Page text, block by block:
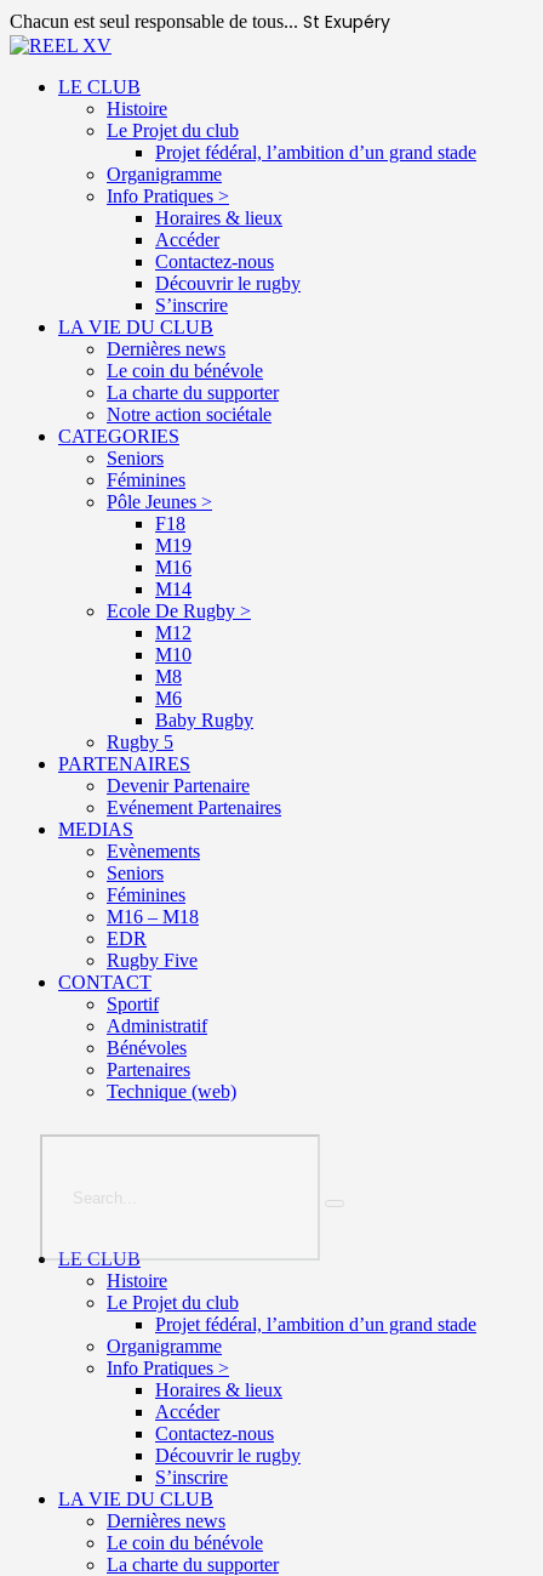
Chacun est seul responsable de tous... St Exupéry
LE CLUB
Histoire
Le Projet du club
Projet fédéral, l’ambition d’un grand stade
Organigramme
Info Pratiques >
Horaires & lieux
Accéder
Contactez-nous
Découvrir le rugby
S’inscrire
LA VIE DU CLUB
Dernières news
Le coin du bénévole
La charte du supporter
Notre action sociétale
CATEGORIES
Seniors
Féminines
Pôle Jeunes >
F18
M19
M16
M14
Ecole De Rugby >
M12
M10
M8
M6
Baby Rugby
Rugby 5
PARTENAIRES
Devenir Partenaire
Evénement Partenaires
MEDIAS
Evènements
Seniors
Féminines
M16 – M18
EDR
Rugby Five
CONTACT
Sportif
Administratif
Bénévoles
Partenaires
Technique (web)
LE CLUB
Histoire
Le Projet du club
Projet fédéral, l’ambition d’un grand stade
Organigramme
Info Pratiques >
Horaires & lieux
Accéder
Contactez-nous
Découvrir le rugby
S’inscrire
LA VIE DU CLUB
Dernières news
Le coin du bénévole
La charte du supporter